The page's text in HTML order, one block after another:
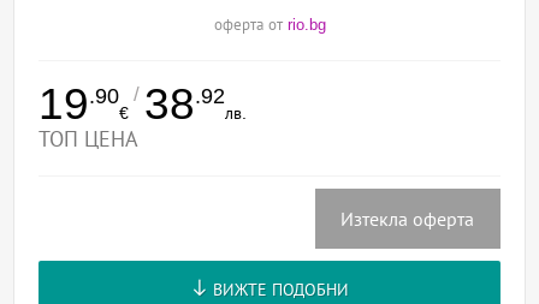
оферта от rio.bg
19.90
€
/ 38.92
лв.
ТОП ЦЕНА
Изтекла оферта
ВИЖТЕ ПОДОБНИ